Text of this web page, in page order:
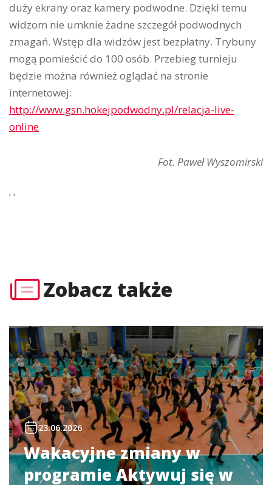
duży ekrany oraz kamery podwodne. Dzięki temu
widzom nie umknie żadne szczegół podwodnych
zmagań. Wstęp dla widzów jest bezpłatny. Trybuny
mogą pomieścić do 100 osób. Przebieg turnieju
będzie można również oglądać na stronie
internetowej:
http://www.gsn.hokejpodwodny.pl/relacja-live-
online
Fot. Paweł Wyszomirski
’ ’
Zobacz także
23.06.2026
Wakacyjne zmiany w
programie Aktywuj się w